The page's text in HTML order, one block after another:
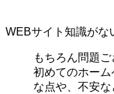
WEBサイト知識がな
もちろん問題ご
初めてのホー
な点や、不安